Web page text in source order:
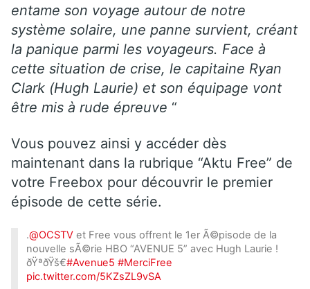
entame son voyage autour de notre
système solaire, une panne survient, créant
la panique parmi les voyageurs. Face à
cette situation de crise, le capitaine Ryan
Clark (Hugh Laurie) et son équipage vont
être mis à rude épreuve “
Vous pouvez ainsi y accéder dès
maintenant dans la rubrique “Aktu Free” de
votre Freebox pour découvrir le premier
épisode de cette série.
.@OCSTV et Free vous offrent le 1er Ã©pisode de la
nouvelle sÃ©rie HBO “AVENUE 5” avec Hugh Laurie !
ðŸªðŸš€#Avenue5 #MerciFree
pic.twitter.com/5KZsZL9vSA